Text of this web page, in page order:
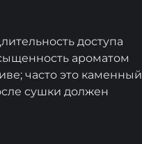
доступа
ароматом
часто это каменный
сушки должен